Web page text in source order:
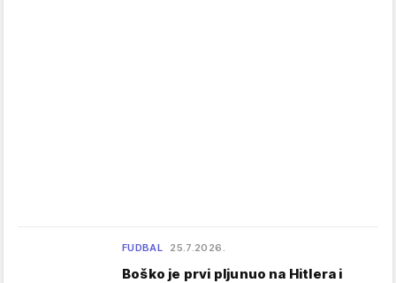
FUDBAL 25.7.2026.
Boško je prvi pljunuo na Hitlera i